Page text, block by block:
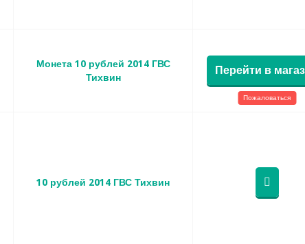
Монета 10 рублей 2014 ГВС
Тихвин
Перейти в
Пожаловаться
10 рублей 2014 ГВС Тихвин